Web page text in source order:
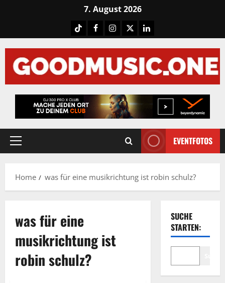
7. August 2026
TiktokFacebook
Instagram
X LinkedIN
Primary
EVENTFOTOS
Home was für eine musikrichtung ist robin schulz?
was für eine
musikrichtung ist
robin schulz?
SUCHE
STARTEN: